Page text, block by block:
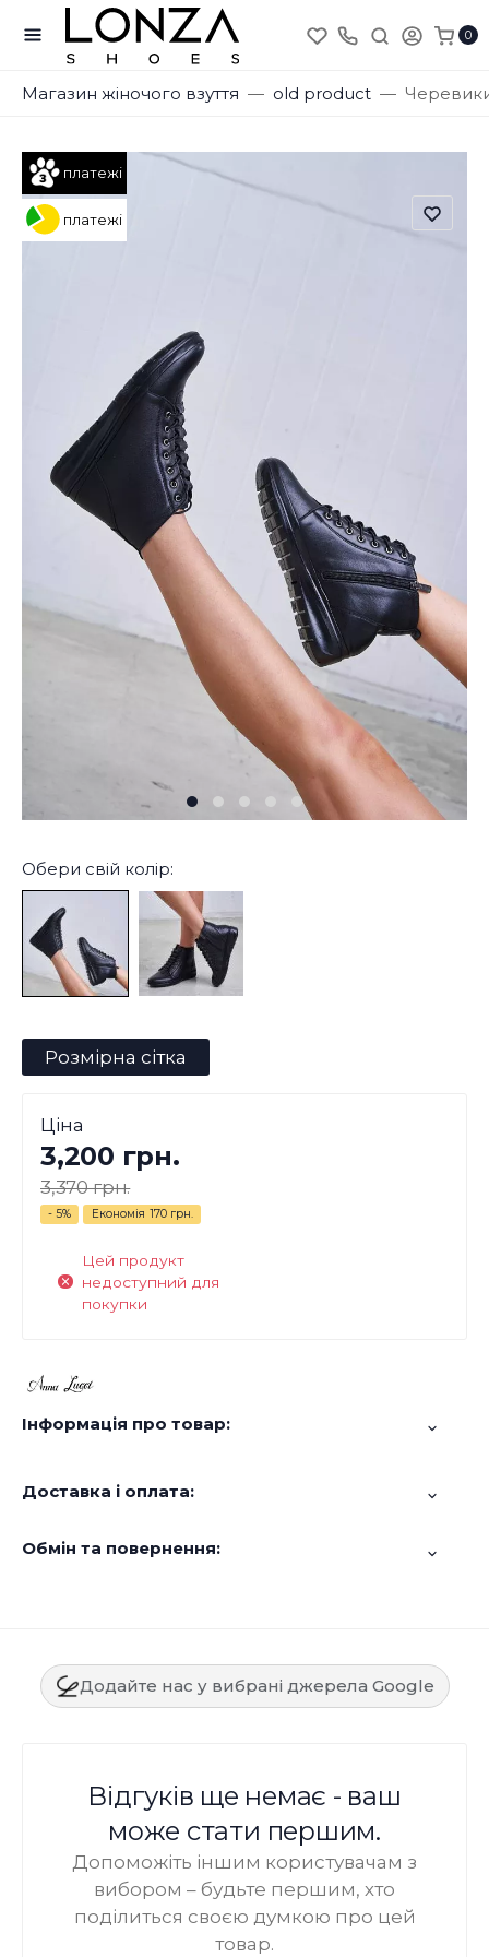
0
Магазин жіночого взуття old product
платежі
платежі
Обери свій колір:
Розмірна сітка
Ціна
3,200 грн.
3,370 грн.
- 5% Економія 170 грн.
Цей продукт
недоступний для
покупки
Інформація про товар:
Доставка і оплата:
Обмін та повернення:
Додайте нас у вибрані джерела Google
Відгуків ще немає - ваш
може стати першим.
Допоможіть іншим користувачам з
вибором – будьте першим, хто
поділиться своєю думкою про цей
товар.